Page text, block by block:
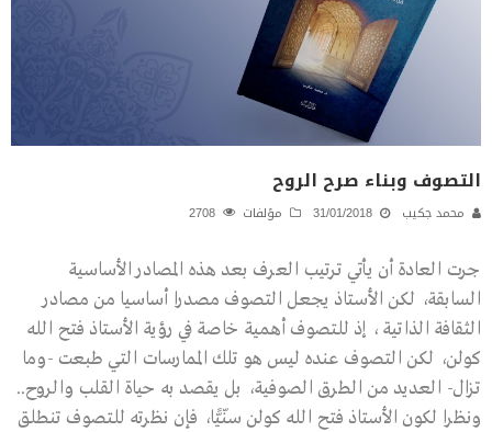
التصوف وبناء صرح الروح
محمد جكيب 31/01/2018 مؤلفات
جرت العادة أن يأتي ترتيب العرف بعد هذه المصادر الأساسية
السابقة، لكن الأستاذ يجعل التصوف مصدرا أساسيا من مصادر
الثقافة الذاتية ، إذ للتصوف أهمية خاصة في رؤية الأستاذ فتح الله
كولن، لكن التصوف عنده ليس هو تلك الممارسات التي طبعت -وما
تزال- العديد من الطرق الصوفية، بل يقصد به حياة القلب والروح..
ونظرا لكون الأستاذ فتح الله كولن سنّيًّا، فإن نظرته للتصوف تنطلق